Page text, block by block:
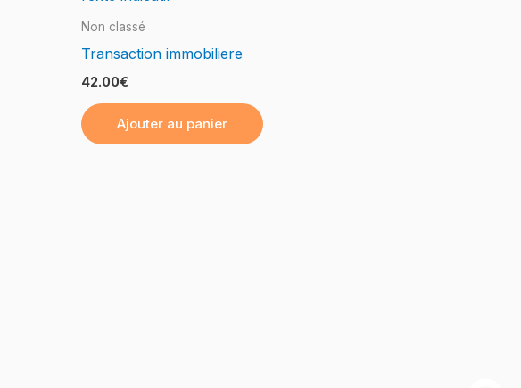
Non classé
Transaction immobiliere
42.00€
Ajouter au panier